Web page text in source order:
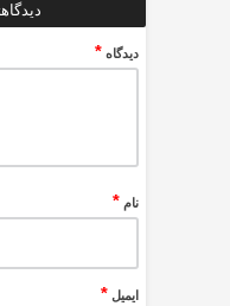
دیدگاه*
نام*
ایمیل*